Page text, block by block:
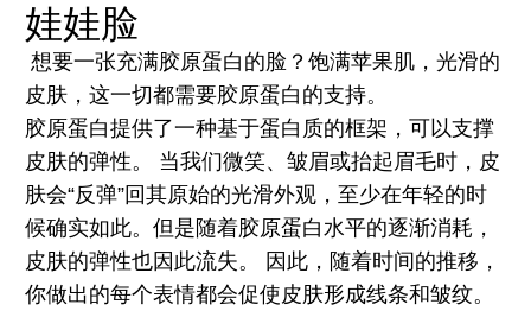
娃娃脸
想要一张充满胶原蛋白的脸？饱满苹果肌，光滑的
皮肤，这一切都需要胶原蛋白的支持。
胶原蛋白提供了一种基于蛋白质的框架，可以支撑
皮肤的弹性。 当我们微笑、皱眉或抬起眉毛时，皮
肤会“反弹”回其原始的光滑外观，至少在年轻的时
候确实如此。但是随着胶原蛋白水平的逐渐消耗，
皮肤的弹性也因此流失。 因此，随着时间的推移，
你做出的每个表情都会促使皮肤形成线条和皱纹。